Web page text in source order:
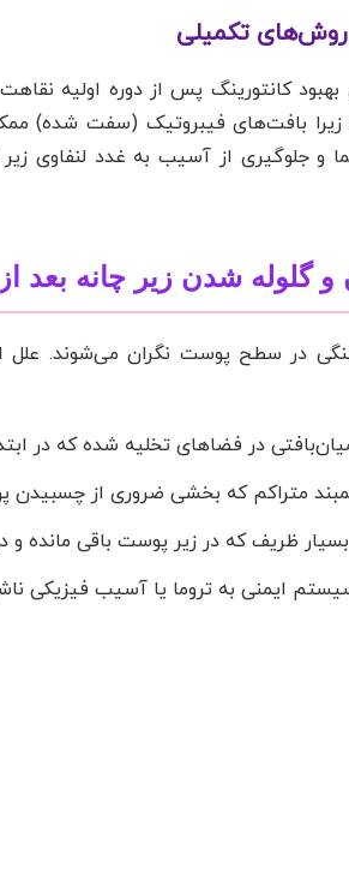
روش‌های تکمیلی
کانتورینگ پس از دوره اولیه
بافت‌های فیبروتیک (سفت شده)
و جلوگیری از آسیب به غدد لنفاوی
شدن زیر چانه بعد
در سطح پوست نگران می‌شوند. علل
در فضاهای تخلیه شده که در
متراکم که بخشی ضروری از
ظریف که در زیر پوست باقی
ایمنی به تروما یا آسیب فیزیکی